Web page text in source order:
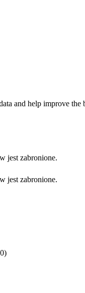
and help improve
jest zabronione.
jest zabronione.